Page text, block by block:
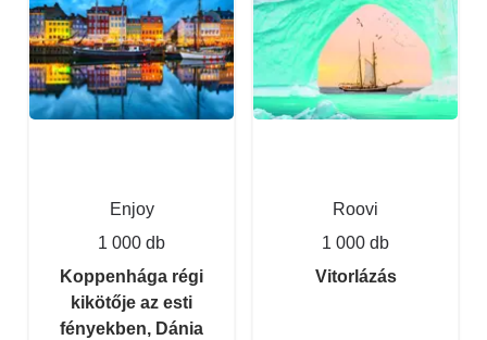
Enjoy
1 000 db
Koppenhága régi
kikötője az esti
fényekben, Dánia
Roovi
1 000 db
Vitorlázás